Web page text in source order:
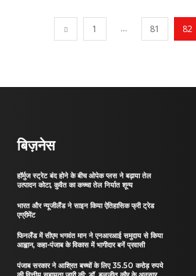
1 ... 81 82
बिज़नेस
हॉर्मुज स्ट्रेट बंद होने के बीच ओपेक प्लस ने बढ़ाया तेल
उत्पादन कोटा, कुवैत का कच्चा तेल निर्यात शून्य
भारत और न्यूजीलैंड ने साइन किया ऐतिहासिक फ्री ट्रेड
एग्रीमेंट
फिनलैंड में सीएम भगवंत मान ने एनआरआई समुदाय से किया
आह्वान, कहा-पंजाब के विकास में भागीदार बनें प्रवासी
पंजाब सरकार ने आश्रित बच्चों के लिए 35.50 करोड़ रुपये